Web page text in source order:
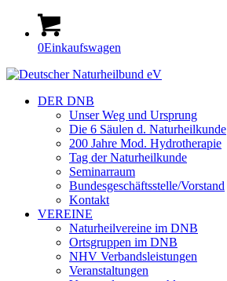
0Einkaufswagen
DER DNB
Unser Weg und Ursprung
Die 6 Säulen d. Naturheilkunde
200 Jahre Mod. Hydrotherapie
Tag der Naturheilkunde
Seminarraum
Bundesgeschäftsstelle/Vorstand
Kontakt
VEREINE
Naturheilvereine im DNB
Ortsgruppen im DNB
NHV Verbandsleistungen
Veranstaltungen